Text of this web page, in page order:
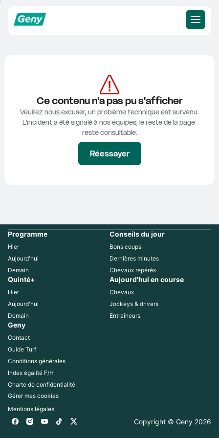
Ce contenu n'a pas pu s'afficher
Veuillez nous excuser, un problème technique est survenu.
L'incident a été signalé à nos équipes, le reste de la page
reste consultable.
Réessayer
Programme
Hier
Aujourd'hui
Demain
Conseils du jour
Bons coups
Dernières minutes
Chevaux repérés
Quinté+
Hier
Aujourd'hui
Demain
Aujourd'hui en course
Chevaux
Jockeys & drivers
Entraîneurs
Geny
Contact
Guide Turf
Conditions générales
Index égalité F/H
Charte de confidentialité
Gérer mes cookies
Mentions légales
Copyright © Geny 2026